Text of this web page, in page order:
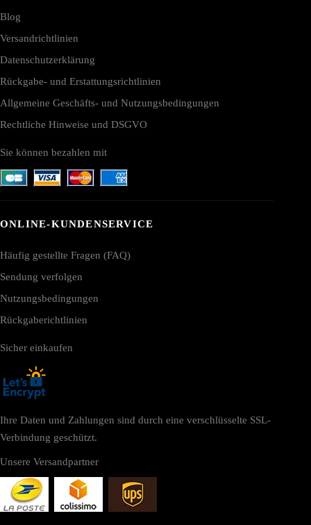
Blog
Versandrichtlinien
Datenschutzerklärung
Rückgabe- und Erstattungsrichtlinien
Allgemeine Geschäfts- und Nutzungsbedingungen
Rechtliche Hinweise und DSGVO
Sie können bezahlen mit
ONLINE-KUNDENSERVICE
Häufig gestellte Fragen (FAQ)
Sendung verfolgen
Nutzungsbedingungen
Rückgaberichtlinien
Sicher einkaufen
Ihre Daten und Zahlungen sind durch eine verschlüsselte SSL-
Verbindung geschützt.
Unsere Versandpartner